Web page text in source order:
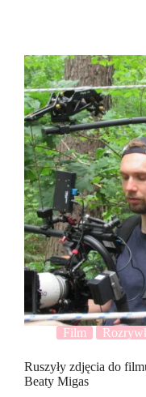
Film
Ruszyły zdjęcia do
Beaty Migas